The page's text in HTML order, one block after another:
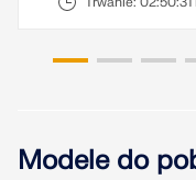
Modele do